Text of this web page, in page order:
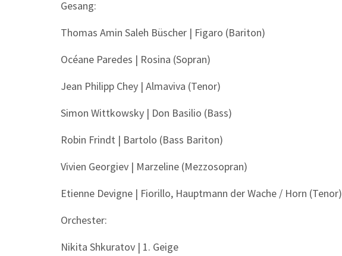
Gesang:
Thomas Amin Saleh Büscher | Figaro (Bariton)
Océane Paredes | Rosina (Sopran)
Jean Philipp Chey | Almaviva (Tenor)
Simon Wittkowsky | Don Basilio (Bass)
Robin Frindt | Bartolo (Bass Bariton)
Vivien Georgiev | Marzeline (Mezzosopran)
Etienne Devigne | Fiorillo, Hauptmann der Wache / Horn (Tenor)
Orchester:
Nikita Shkuratov | 1. Geige